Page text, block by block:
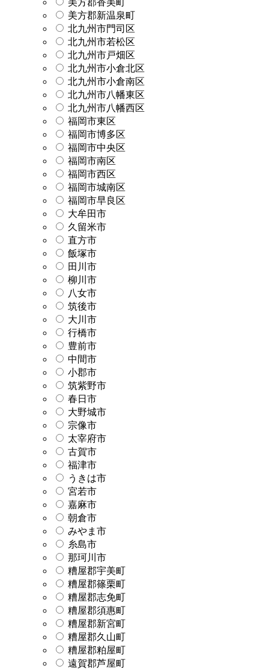
美方郡新温泉町
北九州市門司区
北九州市若松区
北九州市戸畑区
北九州市小倉北区
北九州市小倉南区
北九州市八幡東区
北九州市八幡西区
福岡市東区
福岡市博多区
福岡市中央区
福岡市南区
福岡市西区
福岡市城南区
福岡市早良区
大牟田市
久留米市
直方市
飯塚市
田川市
柳川市
八女市
筑後市
大川市
行橋市
豊前市
中間市
小郡市
筑紫野市
春日市
大野城市
宗像市
太宰府市
古賀市
福津市
うきは市
宮若市
嘉麻市
朝倉市
みやま市
糸島市
那珂川市
糟屋郡宇美町
糟屋郡篠栗町
糟屋郡志免町
糟屋郡須惠町
糟屋郡新宮町
糟屋郡久山町
糟屋郡粕屋町
遠賀郡芦屋町